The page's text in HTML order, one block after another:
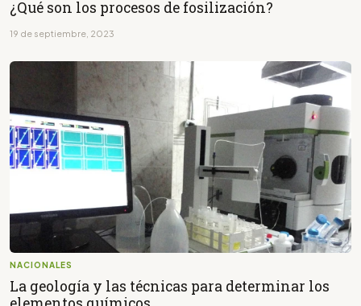
¿Qué son los procesos de fosilización?
19 de septiembre, 2023
NACIONALES
La geología y las técnicas para determinar los